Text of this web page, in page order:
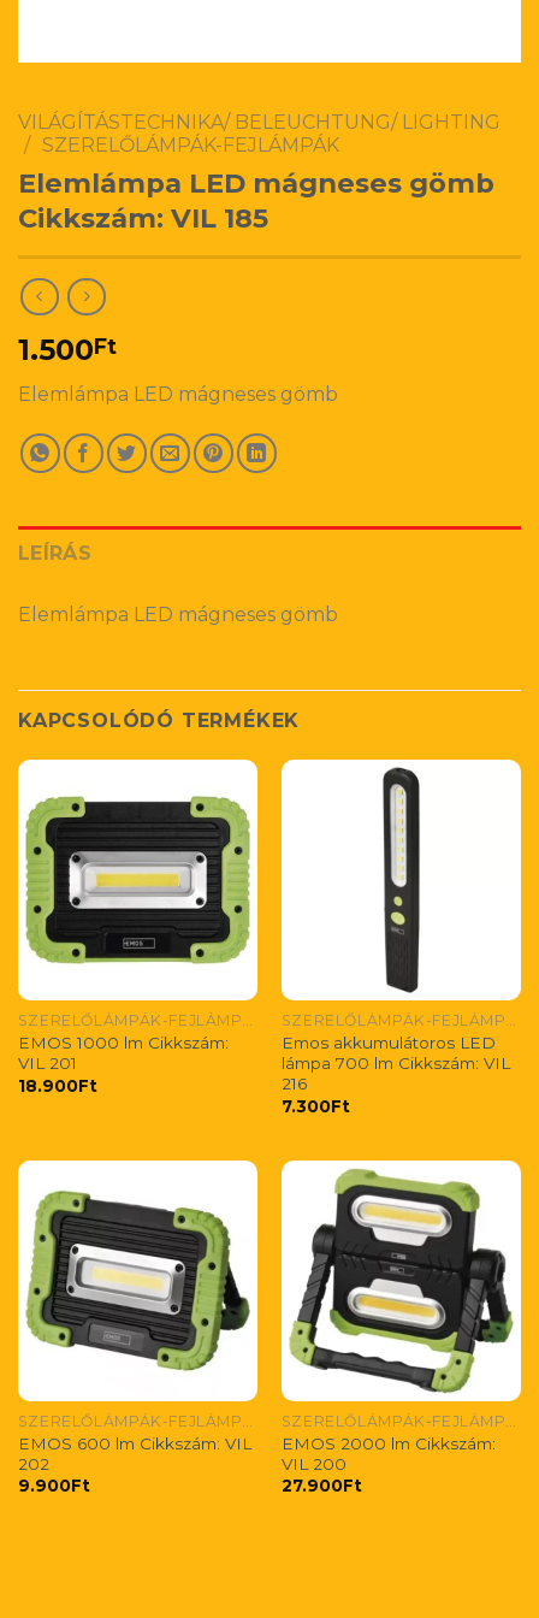
VILÁGÍTÁSTECHNIKA/ BELEUCHTUNG/ LIGHTING
/ SZERELŐLÁMPÁK-FEJLÁMPÁK
Elemlámpa LED mágneses gömb
Cikkszám: VIL 185
1.500Ft
Elemlámpa LED mágneses gömb
LEÍRÁS
Elemlámpa LED mágneses gömb
KAPCSOLÓDÓ TERMÉKEK
SZERELŐLÁMPÁK-FEJLÁMPÁK
EMOS 1000 lm Cikkszám:
VIL 201
18.900Ft
SZERELŐLÁMPÁK-FEJLÁMPÁK
Emos akkumulátoros LED
lámpa 700 lm Cikkszám: VIL
216
7.300Ft
SZERELŐLÁMPÁK-FEJLÁMPÁK
EMOS 600 lm Cikkszám: VIL
202
9.900Ft
SZERELŐLÁMPÁK-FEJLÁMPÁK
EMOS 2000 lm Cikkszám:
VIL 200
27.900Ft